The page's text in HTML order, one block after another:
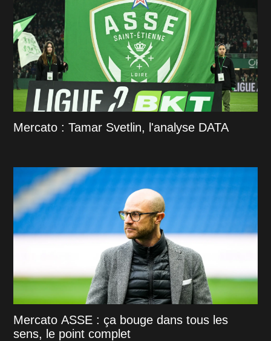
Mercato : Tamar Svetlin, l'analyse DATA
Mercato ASSE : ça bouge dans tous les
sens, le point complet